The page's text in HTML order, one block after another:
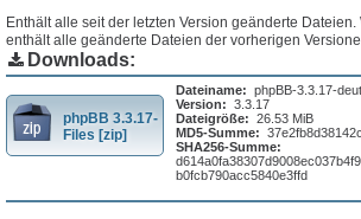
Enthält alle seit der letzten Version geänderte
enthält alle geänderte Dateien der vorherigen
Downloads:
phpBB 3.3.17-
Files [zip]
Dateiname: phpBB-3.3.17-
Version: 3.3.17
Dateigröße: 26.53 MiB
MD5-Summe:
SHA256-Summe:
b0fcb790acc5840e3ffd